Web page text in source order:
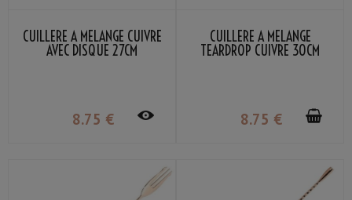
CUILLÈRE À MÉLANGE CUIVRE
AVEC DISQUE 27CM
8.75 €
CUILLÈRE À MÉLANGE
TEARDROP CUIVRE 30CM
8.75 €